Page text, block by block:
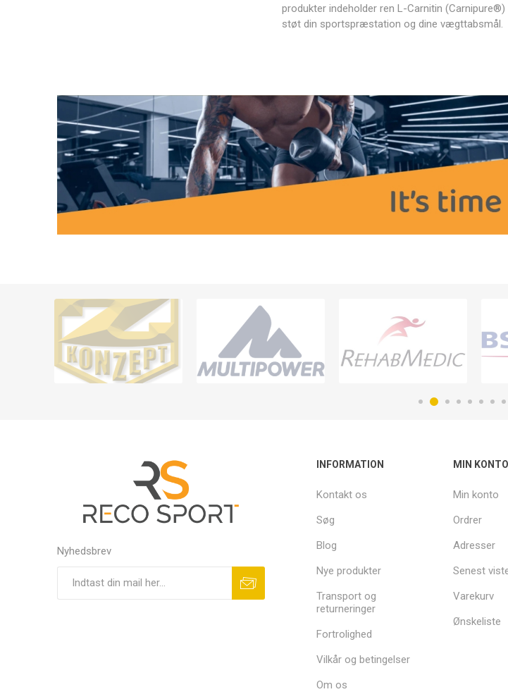
produkter indeholder ren L-Carnitin
støt din sportspræstation og dine vægttabsmål.
Nyhedsbrev
INFORMATION
Kontakt os
Søg
Blog
Nye produkter
Transport og
returneringer
Fortrolighed
Vilkår og betingelser
Om os
MIN KONTO
Min konto
Ordrer
Adresser
Senest
Varekurv
Ønskeliste